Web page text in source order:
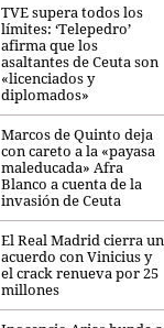
TVE supera todos los
límites: ‘Telepedro’
afirma que los
asaltantes de Ceuta son
«licenciados y
diplomados»
Marcos de Quinto deja
con careto a la «payasa
maleducada» Afra
Blanco a cuenta de la
invasión de Ceuta
El Real Madrid cierra un
acuerdo con Vinicius y
el crack renueva por 25
millones